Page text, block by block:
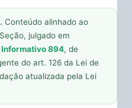
Conteúdo alinhado ao
julgado em
Informativo 894, de
do art. 126 da Lei de
atualizada pela Lei